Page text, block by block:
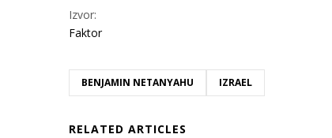
Izvor:
Faktor
BENJAMIN NETANYAHU IZRAEL
RELATED ARTICLES